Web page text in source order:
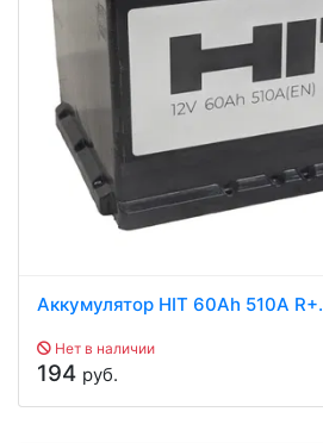
Аккумулятор HIT 60Ah 510A R+.
Нет в наличии
194 руб.